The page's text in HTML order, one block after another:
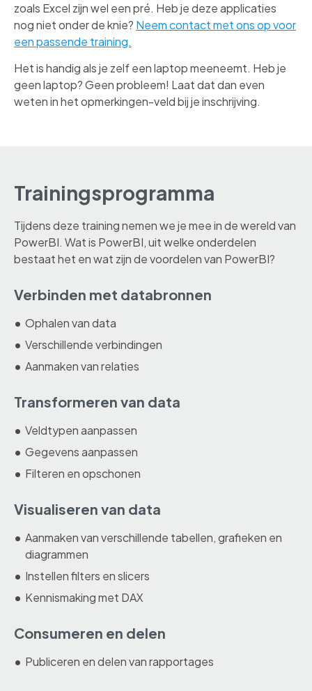
zoals Excel zijn wel een pré. Heb je deze applicaties
nog niet onder de knie? Neem contact met ons op voor
een passende training.
Het is handig als je zelf een laptop meeneemt. Heb je
geen laptop? Geen probleem! Laat dat dan even
weten in het opmerkingen-veld bij je inschrijving.
Trainingsprogramma
Tijdens deze training nemen we je mee in de wereld van
PowerBI. Wat is PowerBI, uit welke onderdelen
bestaat het en wat zijn de voordelen van PowerBI?
Verbinden met databronnen
Ophalen van data
Verschillende verbindingen
Aanmaken van relaties
Transformeren van data
Veldtypen aanpassen
Gegevens aanpassen
Filteren en opschonen
Visualiseren van data
Aanmaken van verschillende tabellen, grafieken en
diagrammen
Instellen filters en slicers
Kennismaking met DAX
Consumeren en delen
Publiceren en delen van rapportages